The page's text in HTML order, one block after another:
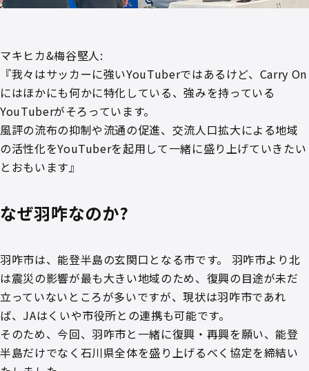
マキヒカ&梅谷堅人:
『我々はサッカーに強いYouTuberではあるけど、Carry On
にはほかにも何かに特化している、強みを持っている
YouTuberがそろっています。
風評の流布の抑制や流通の促進、交流人口拡大による地域
の活性化をYouTuberを起用して一緒に盛り上げていきたい
とおもいます』
なぜ羽咋なのか?
羽咋市は、能登半島の玄関口となる市です。 羽咋市より北
は震災の影響が最も大きい地域のため、復興の目途が未だ
立っていないところが多いですが、現状は羽咋市であれ
ば、JAはくいや市役所との連携も可能です。
そのため、今回、羽咋市と一緒に復興・再興を願い、能登
半島だけでなく石川県全体を盛り上げるべく協定を締結い